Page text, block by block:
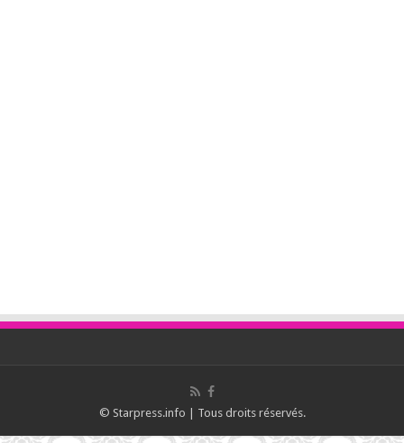
© Starpress.info | Tous droits réservés.